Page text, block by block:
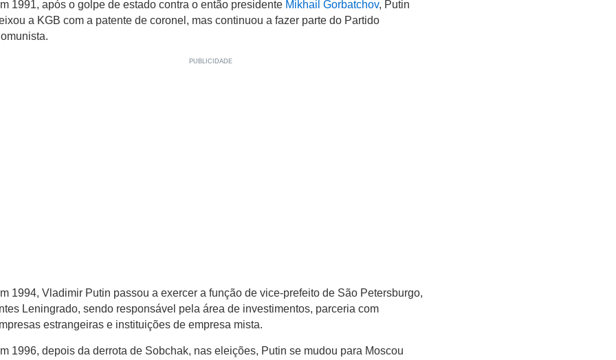
1991, após o golpe de estado contra o então presidente Mikhail Gorbatchov, Putin
a KGB com a patente de coronel, mas continuou a fazer parte do Partido
1994, Vladimir Putin passou a exercer a função de vice-prefeito de São Petersburgo,
Leningrado, sendo responsável pela área de investimentos, parceria com
estrangeiras e instituições de empresa mista.
1996, depois da derrota de Sobchak, nas eleições, Putin se mudou para Moscou